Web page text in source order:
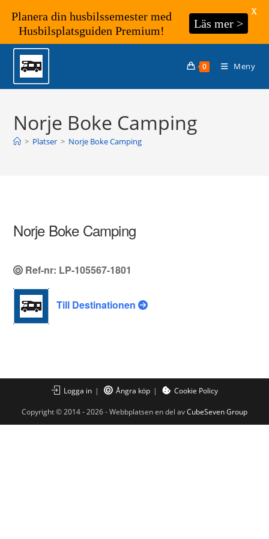
Hoppa
innehållet
0 Meny
Norje Boke Camping
> Platser > Norje Boke Camping
Norje Boke Camping
Ref-nr: LP-105567-1801
Till Destinationen
Logga in Ångra köp Cookie Policy
Copyright © 2014 - 2026 - Webbplatsen en del avCubeSeven Group
Planera din husbilssemester med
Husbilsplatsguiden Premium!
Läs mer >
X